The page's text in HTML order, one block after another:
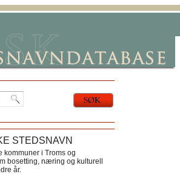
STEDSNAVN
kommuner i Troms og
bosetting, næring og kulturell
år.